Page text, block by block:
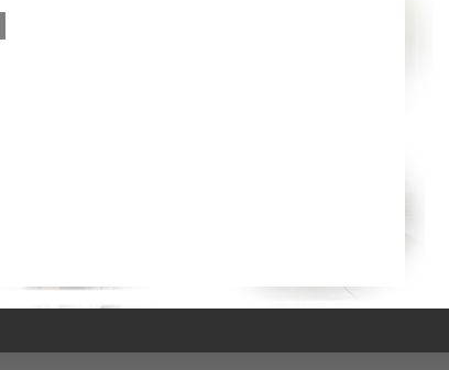
Le Mans
Chambéry